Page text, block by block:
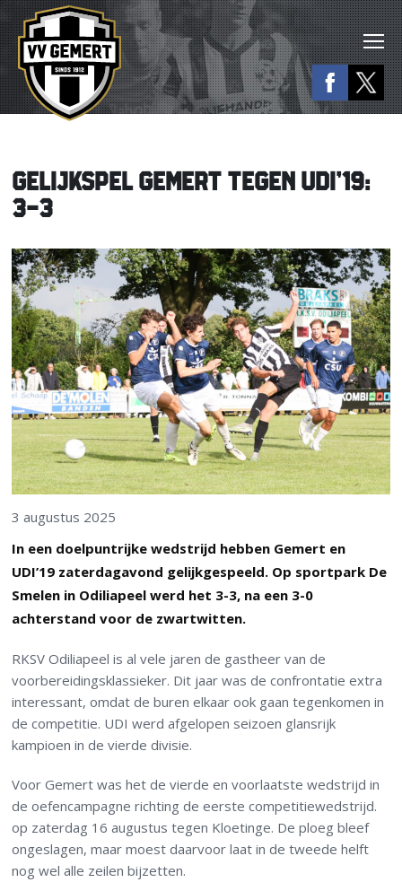
GELIJKSPEL GEMERT TEGEN UDI’19:
3-3
3 augustus 2025
In een doelpuntrijke wedstrijd hebben Gemert en
UDI’19 zaterdagavond gelijkgespeeld. Op sportpark De
Smelen in Odiliapeel werd het 3-3, na een 3-0
achterstand voor de zwartwitten.
RKSV Odiliapeel is al vele jaren de gastheer van de
voorbereidingsklassieker. Dit jaar was de confrontatie extra
interessant, omdat de buren elkaar ook gaan tegenkomen in
de competitie. UDI werd afgelopen seizoen glansrijk
kampioen in de vierde divisie.
Voor Gemert was het de vierde en voorlaatste wedstrijd in
de oefencampagne richting de eerste competitiewedstrijd.
op zaterdag 16 augustus tegen Kloetinge. De ploeg bleef
ongeslagen, maar moest daarvoor laat in de tweede helft
nog wel alle zeilen bijzetten.